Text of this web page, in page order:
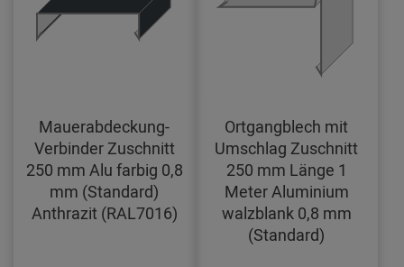
Mauerabdeckung-
Verbinder Zuschnitt
250 mm Alu farbig 0,8
mm (Standard)
Anthrazit (RAL7016)
Ortgangblech mit
Umschlag Zuschnitt
250 mm Länge 1
Meter Aluminium
walzblank 0,8 mm
(Standard)